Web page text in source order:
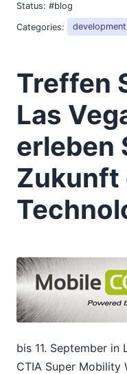
04
05
08
Oracle OpenWorld:
MobileTogether
Altova Software
Treffen Sie uns in
Zukunft der mobilen
10
11
2013
2012
2011
2010
2009
2008
2007
Status: #blog
Categories:
development
Treffen
Las
erleben
Zukunft
bis 11. September in
CTIA Super Mobility